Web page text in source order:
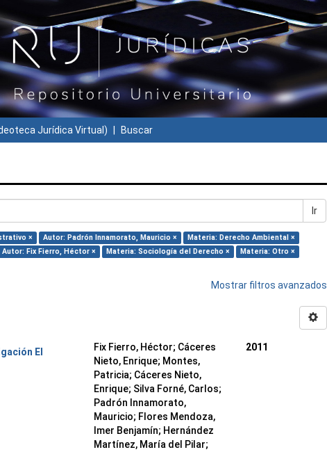
Jurídica Virtual) Buscar
Ir
× Autor: Padrón Innamorato, Mauricio ×
Materia: Derecho Ambiental ×
Autor: Fix Fierro, Héctor × Materia: Sociología del Derecho ×
Materia: Otro ×
Mostrar filtros avanzados
El
Fix Fierro, Héctor; Cáceres
Nieto, Enrique; Montes,
Patricia; Cáceres Nieto,
Enrique; Silva Forné, Carlos;
Padrón Innamorato,
Mauricio; Flores Mendoza,
Imer Benjamín; Hernández
Martínez, María del Pilar;
2011